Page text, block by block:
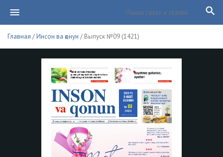
Главная /Инсон ва қонун / Выпуск №09 (1421)